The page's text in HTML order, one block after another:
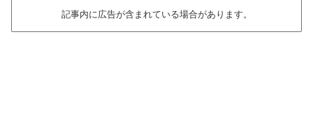
記事内に広告が含まれている場合があります。